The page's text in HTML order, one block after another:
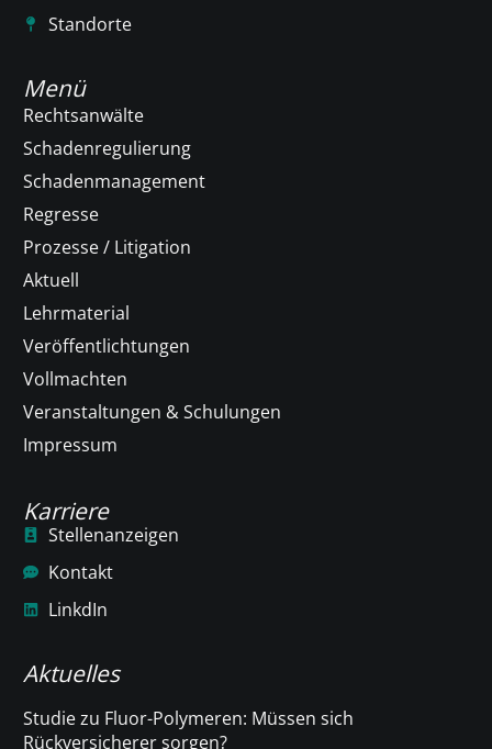
Standorte
Menü
Rechtsanwälte
Schadenregulierung
Schadenmanagement
Regresse
Prozesse / Litigation
Aktuell
Lehrmaterial
Veröffentlichtungen
Vollmachten
Veranstaltungen & Schulungen
Impressum
Karriere
Stellenanzeigen
Kontakt
LinkdIn
Aktuelles
Studie zu Fluor-Polymeren: Müssen sich
Rückversicherer sorgen?